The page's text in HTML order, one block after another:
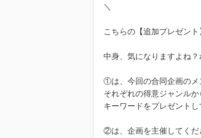
＼
こちらの【追加プレゼント
中身、気になりますよね？
①は、今回の合同企画のメ
それぞれの得意ジャンルか
キーワードをプレゼントし
②は、企画を主催してくだ